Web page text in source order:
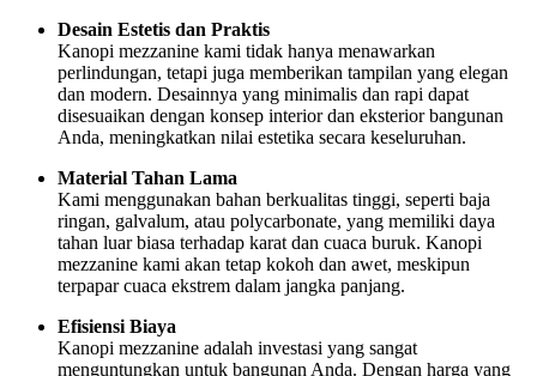
Desain Estetis dan Praktis
Kanopi mezzanine kami tidak hanya menawarkan
perlindungan, tetapi juga memberikan tampilan yang elegan
dan modern. Desainnya yang minimalis dan rapi dapat
disesuaikan dengan konsep interior dan eksterior bangunan
Anda, meningkatkan nilai estetika secara keseluruhan.
Material Tahan Lama
Kami menggunakan bahan berkualitas tinggi, seperti baja
ringan, galvalum, atau polycarbonate, yang memiliki daya
tahan luar biasa terhadap karat dan cuaca buruk. Kanopi
mezzanine kami akan tetap kokoh dan awet, meskipun
terpapar cuaca ekstrem dalam jangka panjang.
Efisiensi Biaya
Kanopi mezzanine adalah investasi yang sangat
menguntungkan untuk bangunan Anda. Dengan harga yang